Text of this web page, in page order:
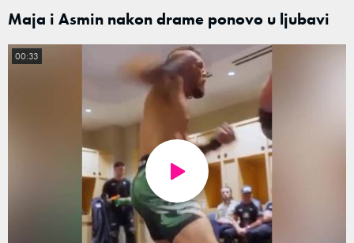
Maja i Asmin nakon drame ponovo u ljubavi
00:33